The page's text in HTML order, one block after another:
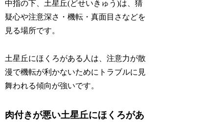
中指の下、土星丘(どせいきゅう)は、猜
疑心や注意深さ・機転・真面目さ などを
見る場所です。
土星丘にほくろがある人は、注意力が散
漫で機転が利かないためにトラブルに見
舞われる傾向が強いです。
肉付きが悪い土星丘にほくろがあ